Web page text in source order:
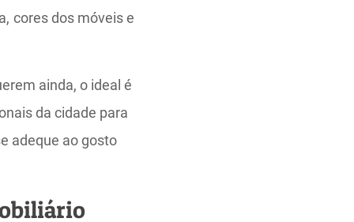
cores dos móveis e
ainda, o ideal é
da cidade para
adeque ao gosto